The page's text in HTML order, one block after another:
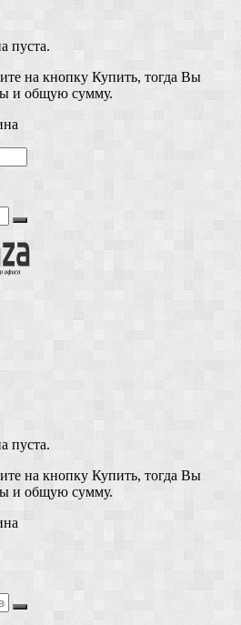
пуста.
на кнопку Купить, тогда Вы
и общую сумму.
пуста.
на кнопку Купить, тогда Вы
и общую сумму.